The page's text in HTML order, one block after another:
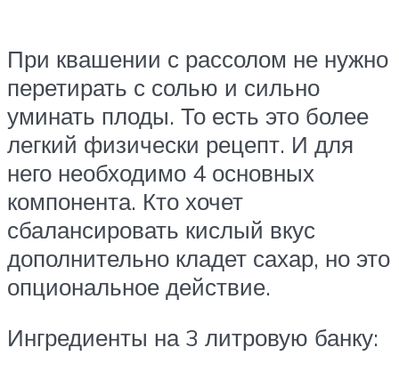
При квашении с рассолом не нужно
перетирать с солью и сильно
уминать плоды. То есть это более
легкий физически рецепт. И для
него необходимо 4 основных
компонента. Кто хочет
сбалансировать кислый вкус
дополнительно кладет сахар, но это
опциональное действие.
Ингредиенты на 3 литровую банку: